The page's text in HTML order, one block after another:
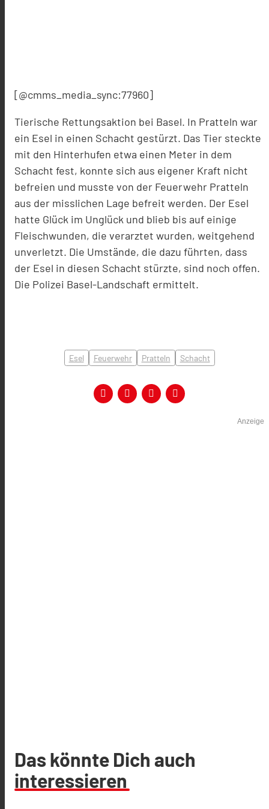
[@cmms_media_sync:77960]
Tierische Rettungsaktion bei Basel. In Pratteln war
ein Esel in einen Schacht gestürzt. Das Tier steckte
mit den Hinterhufen etwa einen Meter in dem
Schacht fest, konnte sich aus eigener Kraft nicht
befreien und musste von der Feuerwehr Pratteln
aus der misslichen Lage befreit werden. Der Esel
hatte Glück im Unglück und blieb bis auf einige
Fleischwunden, die verarztet wurden, weitgehend
unverletzt. Die Umstände, die dazu führten, dass
der Esel in diesen Schacht stürzte, sind noch offen.
Die Polizei Basel-Landschaft ermittelt.
Esel Feuerwehr Pratteln Schacht
Anzeige
Das könnte Dich auch
interessieren